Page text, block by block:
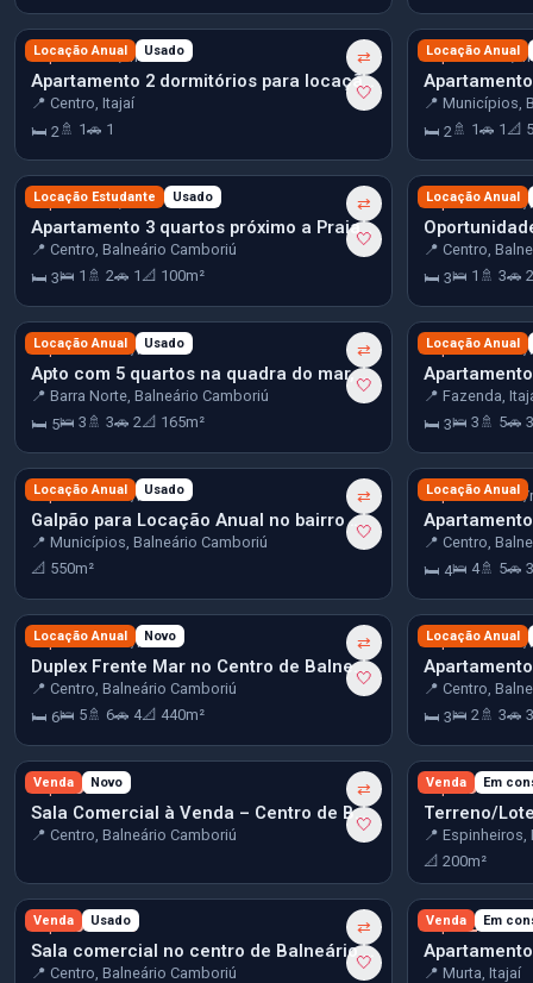
Locação Anual Usado
⇄
🤍
R$ 3.000/mês
Apartamento 2 dormitórios para locação no centro de Itajaí
📍 Centro, Itajaí
🛏 2🚿 1🚗 1
Locação Anual
R$ 3.500/
📍 Municípios,
🛏 2🚿 1🚗 1 📐
Locação Estudante Usado
⇄
🤍
R$ 4.580/mês
Apartamento 3 quartos próximo a Praia Central em Balneário Camboriú
📍 Centro, Balneário Camboriú
🛏 3🛌 1 🚿 2🚗 1 📐 100m²
Locação Anual
R$ 10.000/
📍 Centro,
🛏 3🛌 1 🚿 3🚗 2
Locação Anual Usado
⇄
🤍
R$ 10.500/mês
Apto com 5 quartos na quadra do mar, 2 vagas no centro-norte de BC
📍 Barra Norte, Balneário Camboriú
🛏 5🛌 3 🚿 3🚗 2📐 165m²
Locação Anual
R$ 13.900/
📍 Fazenda,
🛏 3🛌 3 🚿 5🚗 3
Locação Anual Usado
⇄
🤍
R$ 20.000/mês
Galpão para Locação Anual no bairro Municípios em Balneário Camboriú
📍 Municípios, Balneário Camboriú
📐 550m²
Locação Anual
R$ 23.000/
📍 Centro,
🛏 4🛌 4🚿 5🚗 3
Locação Anual Novo
⇄
🤍
R$ 25.000/mês
Duplex Frente Mar no Centro de Balneário Camboriú
📍 Centro, Balneário Camboriú
🛏 6🛌 5🚿 6🚗 4📐 440m²
Locação Anual
R$ 25.000/
📍 Centro,
🛏 3🛌 2🚿 3🚗 3
Venda Novo
⇄
🤍
R$ 80.000
Sala Comercial à Venda – Centro de Balneário Camboriú
📍 Centro, Balneário Camboriú
Venda Em
R$ 235.204
📍 Espinheiros,
📐 200m²
Venda Usado
⇄
🤍
R$ 300.000
Sala comercial no centro de Balneário Camboriú
📍 Centro, Balneário Camboriú
Venda Em
R$ 329.123
📍 Murta, Itajaí